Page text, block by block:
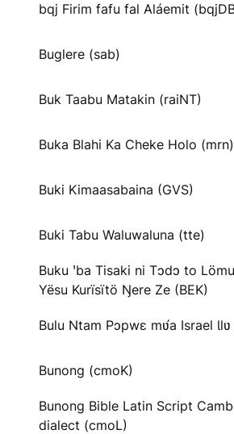
bqj Firim fafu fal Aláemit
Buglere (sab)
Buk Taabu Matakin (raiNT)
Buka Blahi Ka Cheke Holo (mrn)
Buki Kimaasabaina (GVS)
Buki Tabu Waluwaluna (tte)
Buku ꞌba Tisaki ni Tɔdɔ to Lömu
Yësu Kurïsïtö Ŋere Ze (BEK)
Bulu Ntam Pɔpwɛ mʋ́a Israel
Bunong (cmoK)
Bunong Bible Latin Script
dialect (cmoL)